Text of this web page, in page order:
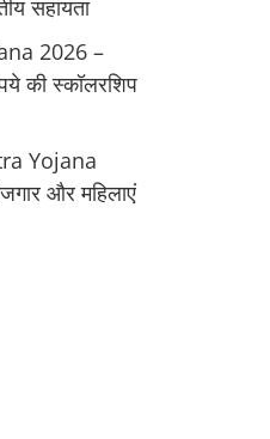
सहायता
2026 –
की स्कॉलरशिप
Yojana
और महिलाएं